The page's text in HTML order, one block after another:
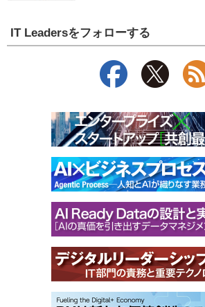
IT Leadersをフォローする